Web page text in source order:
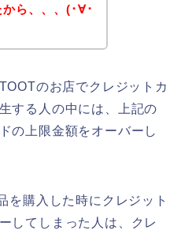
ら、、、(･∀･
のお店でクレジットカ
する人の中には、上記の
の上限金額をオーバーし
を購入した時にクレジット
してしまった人は、クレ